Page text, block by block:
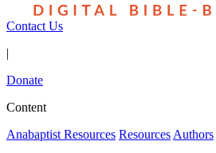
Contact Us
|
Donate
Content
Anabaptist Resources Resources Authors